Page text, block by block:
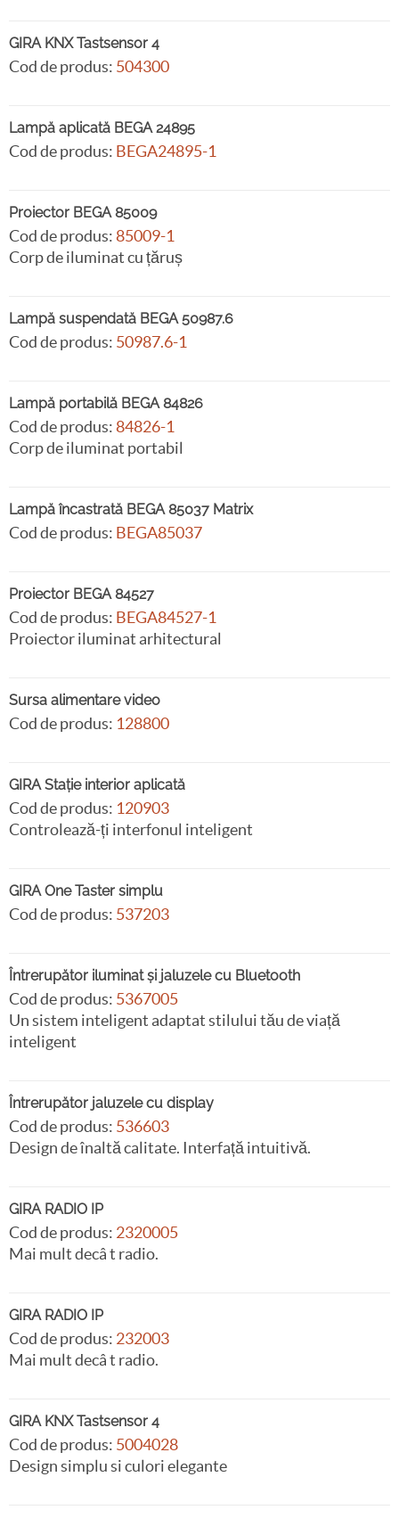
GIRA KNX Tastsensor 4
Cod de produs: 504300
Lampă aplicată BEGA 24895
Cod de produs: BEGA24895-1
Proiector BEGA 85009
Cod de produs: 85009-1
Corp de iluminat cu țăruș
Lampă suspendată BEGA 50987.6
Cod de produs: 50987.6-1
Lampă portabilă BEGA 84826
Cod de produs: 84826-1
Corp de iluminat portabil
Lampă încastrată BEGA 85037 Matrix
Cod de produs: BEGA85037
Proiector BEGA 84527
Cod de produs: BEGA84527-1
Proiector iluminat arhitectural
Sursa alimentare video
Cod de produs: 128800
GIRA Stație interior aplicată
Cod de produs: 120903
Controlează-ți interfonul inteligent
GIRA One Taster simplu
Cod de produs: 537203
Întrerupător iluminat și jaluzele cu Bluetooth
Cod de produs: 5367005
Un sistem inteligent adaptat stilului tău de viață
inteligent
Întrerupător jaluzele cu display
Cod de produs: 536603
Design de înaltă calitate. Interfață intuitivă.
GIRA RADIO IP
Cod de produs: 2320005
Mai mult decâ t radio.
GIRA RADIO IP
Cod de produs: 232003
Mai mult decâ t radio.
GIRA KNX Tastsensor 4
Cod de produs: 5004028
Design simplu si culori elegante